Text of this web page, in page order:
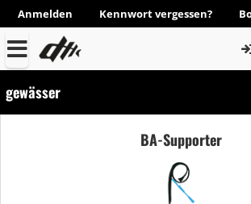
Anmelden Kennwort vergessen?
gewässer
BA-Supporter